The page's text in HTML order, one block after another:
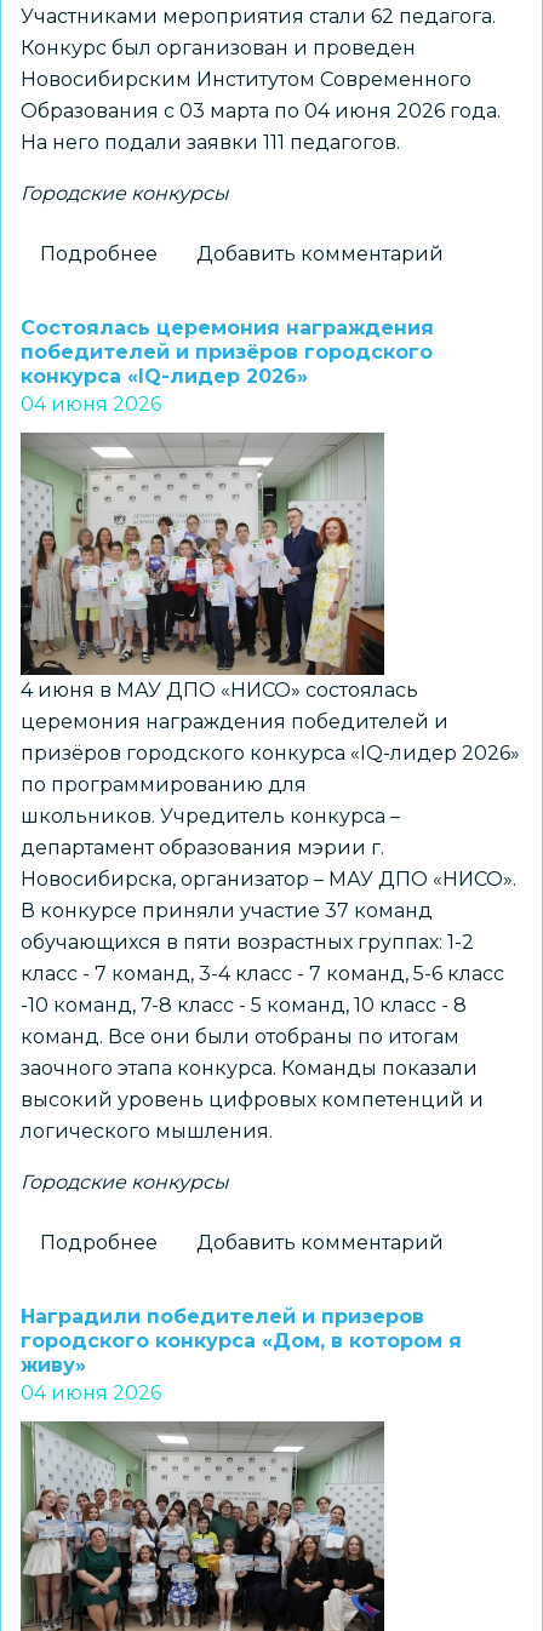
Участниками мероприятия стали 62 педагога.
Конкурс был организован и проведен
Новосибирским Институтом Современного
Образования с 03 марта по 04 июня 2026 года.
На него подали заявки 111 педагогов.
Городские конкурсы
Подробнее
городского
конкурса
«Человек
играющий»
Добавить комментарий
Состоялась церемония награждения
победителей и призёров городского
конкурса «IQ-лидер 2026»
04 июня 2026
4 июня в МАУ ДПО «НИСО» состоялась
церемония награждения победителей и
призёров городского конкурса «IQ-лидер 2026»
по программированию для
школьников. Учредитель конкурса –
департамент образования мэрии г.
Новосибирска, организатор – МАУ ДПО «НИСО».
В конкурсе приняли участие 37 команд
обучающихся в пяти возрастных группах: 1-2
класс - 7 команд, 3-4 класс - 7 команд, 5-6 класс
-10 команд, 7-8 класс - 5 команд, 10 класс - 8
команд. Все они были отобраны по итогам
заочного этапа конкурса. Команды показали
высокий уровень цифровых компетенций и
логического мышления.
Городские конкурсы
Подробнее
церемония
награждения
и
призёров
городского
конкурса
«IQ-
лидер
2026»
Добавить комментарий
Наградили победителей и призеров
городского конкурса «Дом, в котором я
живу»
04 июня 2026